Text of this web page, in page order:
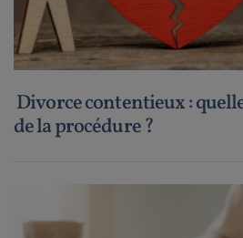
Divorce contentieux :
de la procédure ?